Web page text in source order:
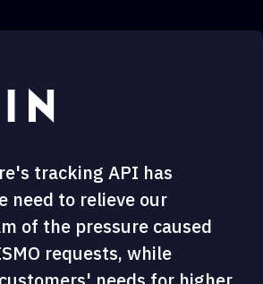
tracking API has
need to relieve our
of the pressure caused
requests, while